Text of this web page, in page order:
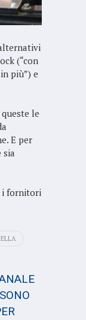
(“con
più”) e
le
E per
sia
i fornitori